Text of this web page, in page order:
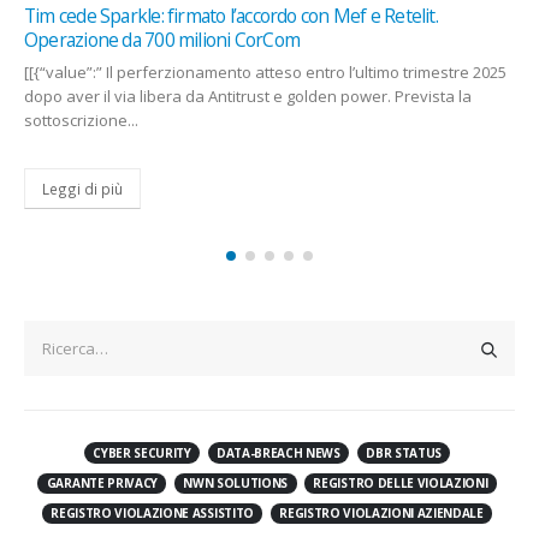
2025
la
Comunicazione digitale: quando le parole
socialeGiacomo Buoncompagni
La comunicazione digitale contemporanea ha
del suo valore sociale, trasformandola da strumento
CYBER SECURITY DATA-BREACH NEWS
DBR STATUS
GARANTE PRIVACY
NWN SOLUTIONS
REGISTRO DELLE VIOLAZIONI
REGISTRO VIOLAZIONE ASSISTITO
REGISTRO VIOLAZIONI AZIENDALE